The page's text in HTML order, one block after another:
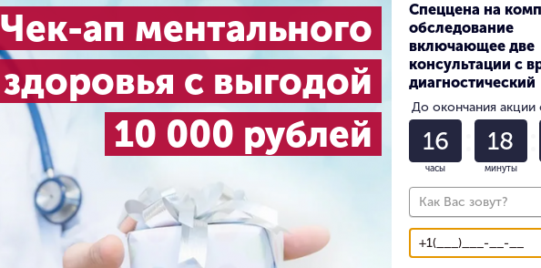
Чек-ап ментального
здоровья с выгодой
10 000 рублей
Спеццена на
обследование
включающее две
консультации с
диагностический
комплекс
патодиагностику
До окончания акции
16
часы
18
минуты